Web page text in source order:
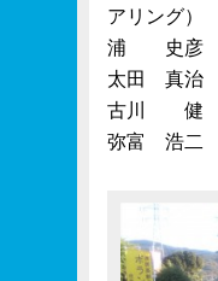
アリング）
浦 史彦 （
太田 真治
古川 健 （
弥富 浩二